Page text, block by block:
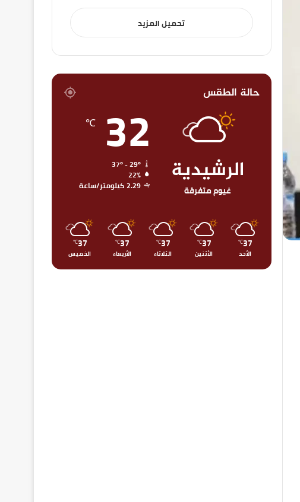
تحميل المزيد
حالة الطقس
الرشيدية
غيوم متفرقة
32
℃
37º - 29º
22%
2.29 كيلومتر/ساعة
37
℃
الأحد
37
℃
الأثنين
37
℃
الثلاثاء
37
℃
الأربعاء
37
℃
الخميس